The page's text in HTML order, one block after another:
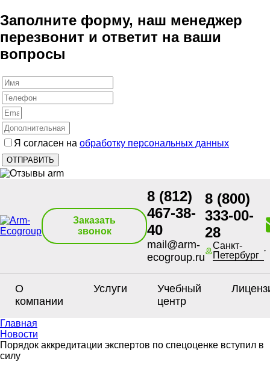
Заполните форму, наш менеджер
перезвонит и ответит на ваши
вопросы
Я согласен на обработку персональных данных
Заказать
звонок
8 (812)
467-38-
40
mail@arm-
ecogroup.ru
8 (800)
333-00-
28
Санкт-
Петербург
О
компании
Услуги
Учебный
центр
Главная
Новости
Порядок аккредитации экспертов по спецоценке вступил в
силу